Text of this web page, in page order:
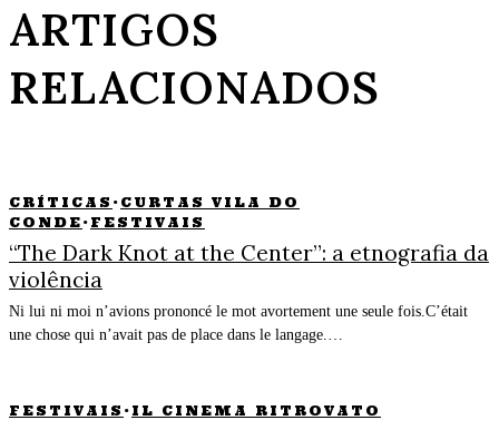
ARTIGOS
RELACIONADOS
CRÍTICAS · CURTAS VILA DO
CONDE · FESTIVAIS
“The Dark Knot at the Center”: a etnografia da
violência
Ni lui ni moi n’avions prononcé le mot avortement une seule fois.C’était
une chose qui n’avait pas de place dans le langage.…
FESTIVAIS · IL CINEMA RITROVATO